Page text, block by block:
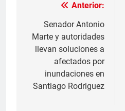
Navegación
entradas
Anterior:
Senador Antonio
Marte y autoridades
llevan soluciones a
afectados por
inundaciones en
Santiago Rodriguez